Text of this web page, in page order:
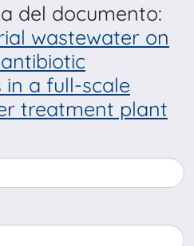
del documento:
wastewater on
in a full-scale
treatment plant